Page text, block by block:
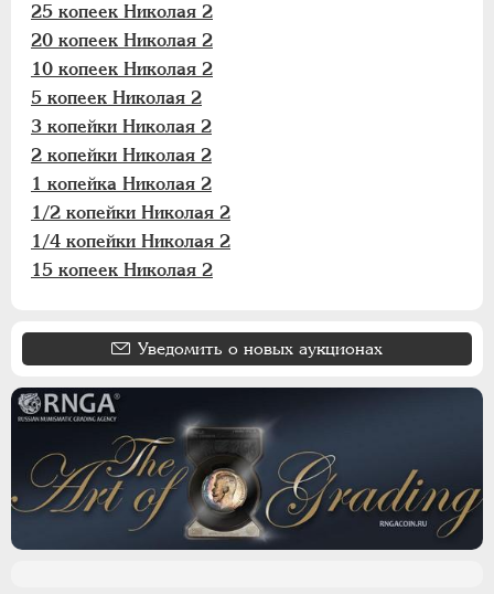
25 копеек Николая 2
20 копеек Николая 2
10 копеек Николая 2
5 копеек Николая 2
3 копейки Николая 2
2 копейки Николая 2
1 копейка Николая 2
1/2 копейки Николая 2
1/4 копейки Николая 2
15 копеек Николая 2
Уведомить о новых аукционах
1/2 копейки
1/4 копейки
Памятные и донативные
Для Финляндии
ВРЕМЕННОЕ ПРАВ. 1917-1918
ИНОСТРАННЫЕ 1768-1918